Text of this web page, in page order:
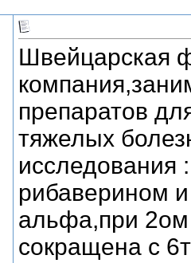
Швейцарская
препаратов
тяжелых
исследования
рибаверином
альфа,при 2ом
сокращена с